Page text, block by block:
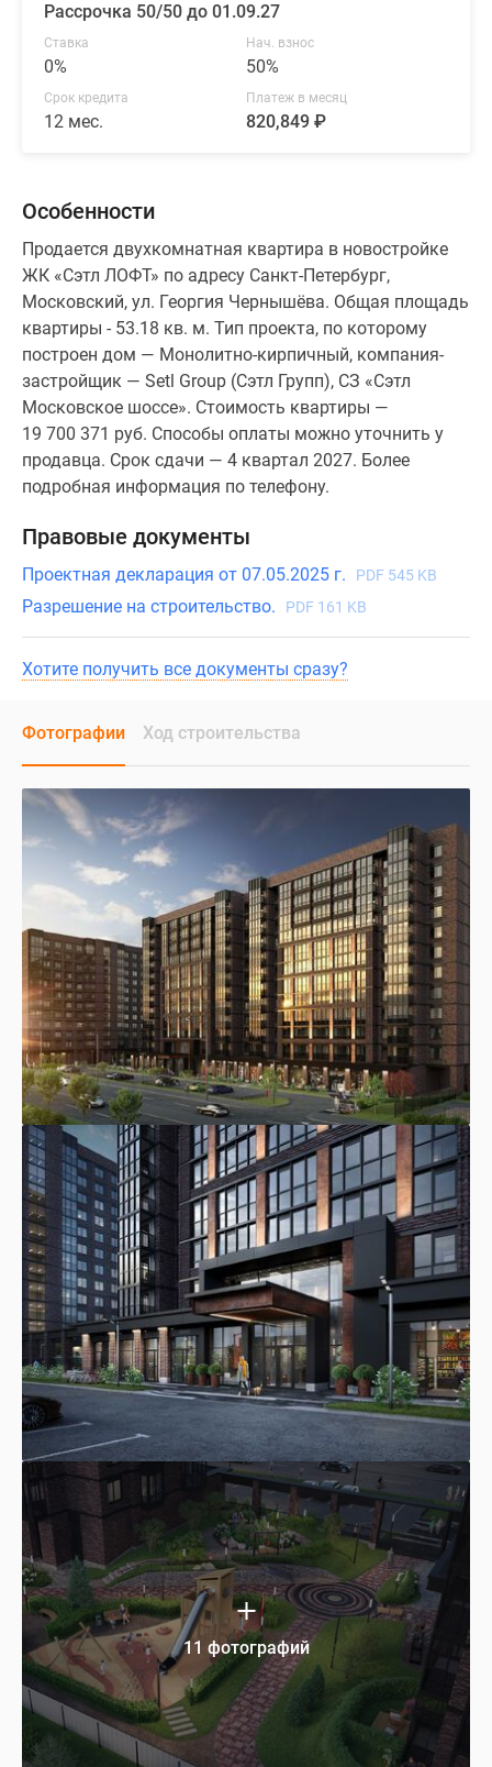
Рассрочка 50/50 до 01.09.27
Ставка
0%
Нач. взнос
50%
Срок кредита
12 мес.
Платеж в месяц
820,849 ₽
Особенности
Продается двухкомнатная квартира в новостройке
ЖК «Сэтл ЛОФТ» по адресу Санкт-Петербург,
Московский, ул. Георгия Чернышёва. Общая площадь
квартиры - 53.18 кв. м. Тип проекта, по которому
построен дом — Монолитно-кирпичный, компания-
застройщик — Setl Group (Сэтл Групп), СЗ «Сэтл
Московское шоссе». Стоимость квартиры —
19 700 371 руб. Способы оплаты можно уточнить у
продавца. Срок сдачи — 4 квартал 2027. Более
подробная информация по телефону.
Правовые документы
Проектная декларация от 07.05.2025 г. PDF 545 KB
Разрешение на строительство. PDF 161 KB
Хотите получить все документы сразу?
Фотографии Ход строительства
11 фотографий